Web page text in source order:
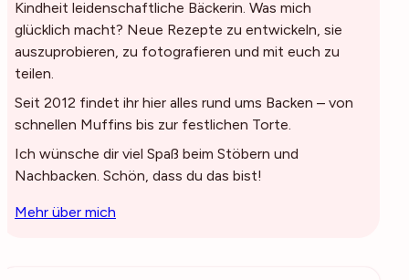
Kindheit leidenschaftliche Bäckerin. Was mich
glücklich macht? Neue Rezepte zu entwickeln, sie
auszuprobieren, zu fotografieren und mit euch zu
teilen.
Seit 2012 findet ihr hier alles rund ums Backen – von
schnellen Muffins bis zur festlichen Torte.
Ich wünsche dir viel Spaß beim Stöbern und
Nachbacken. Schön, dass du das bist!
Mehr über mich